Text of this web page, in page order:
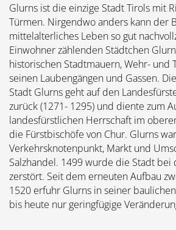
Glurns ist die einzige Stadt Tirols mit
Türmen. Nirgendwo anders kann der
mittelalterliches Leben so gut
Einwohner zählenden Städtchen
historischen Stadtmauern, Wehr- und
seinen Laubengängen und Gassen.
Stadt Glurns geht auf den
zurück (1271- 1295) und diente zum
landesfürstlichen Herrschaft im
die Fürstbischöfe von Chur. Glurns
Verkehrsknotenpunkt, Markt und
Salzhandel. 1499 wurde die Stadt bei
zerstört. Seit dem erneuten Aufbau
1520 erfuhr Glurns in seiner
bis heute nur geringfügige